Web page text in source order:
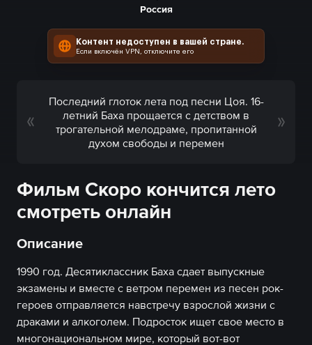
Россия
Контент недоступен в вашей стране.
Если включён VPN, отключите его
Последний глоток лета под песни Цоя. 16-
летний Баха прощается с детством в
трогательной мелодраме, пропитанной
духом свободы и перемен
Фильм Скоро кончится лето
смотреть онлайн
Описание
1990 год. Десятиклассник Баха сдает выпускные
экзамены и вместе с ветром перемен из песен рок-
героев отправляется навстречу взрослой жизни с
драками и алкоголем. Подросток ищет свое место в
многонациональном мире, который вот-вот